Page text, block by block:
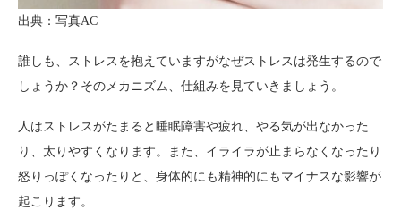
出典：写真AC
誰しも、ストレスを抱えていますがなぜストレスは発生するので
しょうか？そのメカニズム、仕組みを見ていきましょう。
人はストレスがたまると睡眠障害や疲れ、やる気が出なかった
り、太りやすくなります。また、イライラが止まらなくなったり
怒りっぽくなったりと、身体的にも精神的にもマイナスな影響が
起こります。